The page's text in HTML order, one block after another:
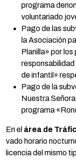
programa
voluntariado
Pago de las
la Asociación
Planilla» por
responsabilidad
de infantil»
Pago de la
Nuestra Señora
programa
En el área de
vado horario
licencia del mismo